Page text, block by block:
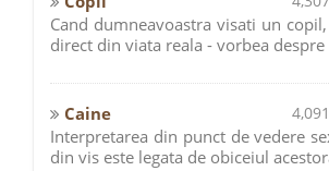
Cand dumneavoastra visati un
direct din viata reala - vorbea
Caine
Interpretarea din punct de vedere
din vis este legata de obiceiul